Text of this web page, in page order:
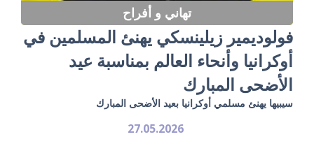
تهاني و أفراح
فولوديمير زيلينسكي يهنئ المسلمين في
أوكرانيا وأنحاء العالم بمناسبة عيد
الأضحى المبارك
سيبيها يهنئ مسلمي أوكرانيا بعيد الأضحى المبارك
27.05.2026